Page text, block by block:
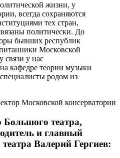
жизни, у
всегда сохраняются
тех стран,
политически. До
бывших республик
Московской
связи у нас
кафедре теории музыки
родом из
Московской консерватории
Большого театра,
и главный
Валерий Гергиев: